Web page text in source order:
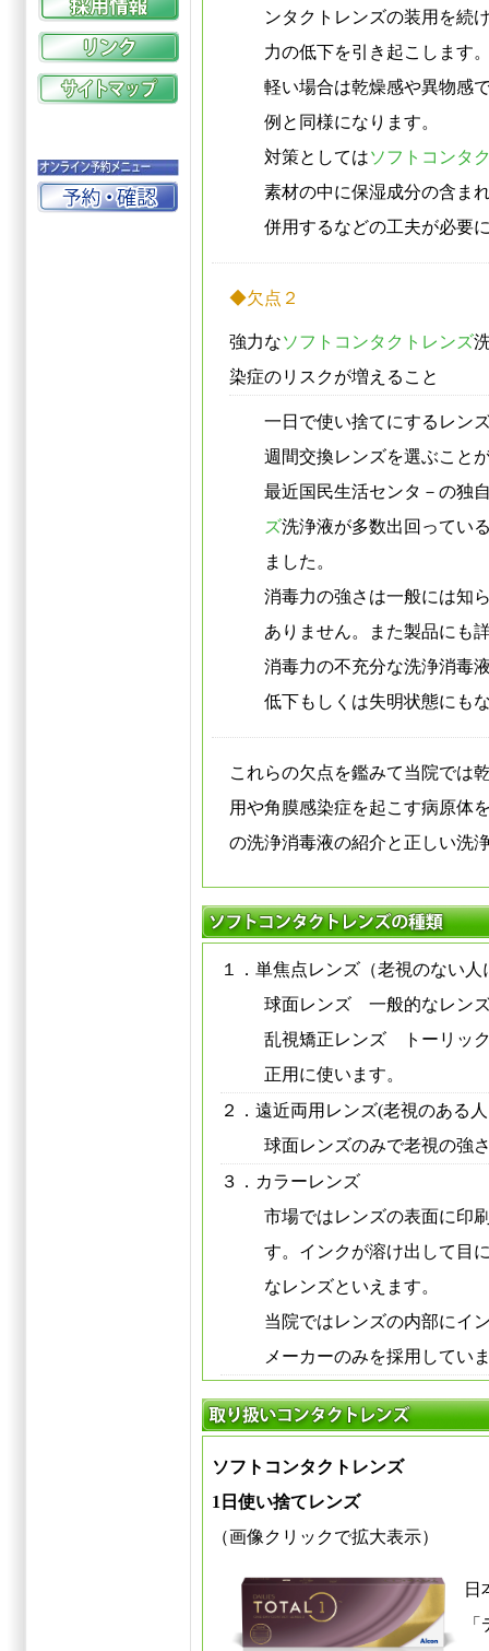
ンタクトレンズの装用を続
力の低下を引き起こします
軽い場合は乾燥感や異物感
例と同様になります。
対策としてはソフトコンタ
素材の中に保湿成分の含ま
併用するなどの工夫が必要
◆欠点２
強力なソフトコンタクトレンズ
染症のリスクが増えること
一日で使い捨てにするレン
週間交換レンズを選ぶこと
最近国民生活センタ－の独
ズ洗浄液が多数出回ってい
ました。
消毒力の強さは一般には知
ありません。また製品にも
消毒力の不充分な洗浄消毒
低下もしくは失明状態にも
これらの欠点を鑑みて当院では
用や角膜感染症を起こす病原体
の洗浄消毒液の紹介と正しい洗
１．単焦点レンズ（老視のない人
球面レンズ 一般的なレン
乱視矯正レンズ トーリッ
正用に使います。
２．遠近両用レンズ(老視のある
球面レンズのみで老視の強
３．カラーレンズ
市場ではレンズの表面に印
す。インクが溶け出して目
なレンズといえます。
当院ではレンズの内部にイ
メーカーのみを採用してい
ソフトコンタクトレンズ
1日使い捨てレンズ
（画像クリックで拡大表示）
日